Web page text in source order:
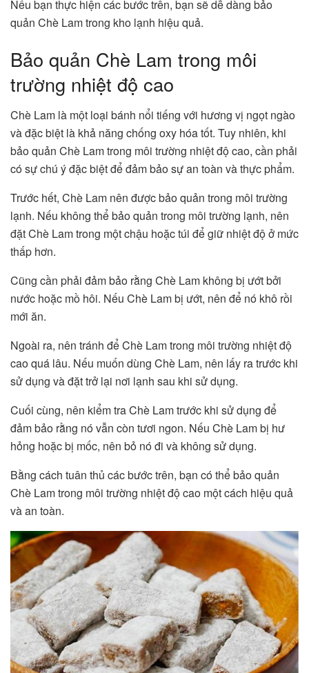
Nếu bạn thực hiện các bước trên, bạn sẽ dễ dàng bảo
quản Chè Lam trong kho lạnh hiệu quả.
Bảo quản Chè Lam trong môi
trường nhiệt độ cao
Chè Lam là một loại bánh nổi tiếng với hương vị ngọt ngào
và đặc biệt là khả năng chống oxy hóa tốt. Tuy nhiên, khi
bảo quản Chè Lam trong môi trường nhiệt độ cao, cần phải
có sự chú ý đặc biệt để đảm bảo sự an toàn và thực phẩm.
Trước hết, Chè Lam nên được bảo quản trong môi trường
lạnh. Nếu không thể bảo quản trong môi trường lạnh, nên
đặt Chè Lam trong một chậu hoặc túi để giữ nhiệt độ ở mức
thấp hơn.
Cũng cần phải đảm bảo rằng Chè Lam không bị ướt bởi
nước hoặc mồ hôi. Nếu Chè Lam bị ướt, nên để nó khô rồi
mới ăn.
Ngoài ra, nên tránh để Chè Lam trong môi trường nhiệt độ
cao quá lâu. Nếu muốn dùng Chè Lam, nên lấy ra trước khi
sử dụng và đặt trở lại nơi lạnh sau khi sử dụng.
Cuối cùng, nên kiểm tra Chè Lam trước khi sử dụng để
đảm bảo rằng nó vẫn còn tươi ngon. Nếu Chè Lam bị hư
hỏng hoặc bị mốc, nên bỏ nó đi và không sử dụng.
Bằng cách tuân thủ các bước trên, bạn có thể bảo quản
Chè Lam trong môi trường nhiệt độ cao một cách hiệu quả
và an toàn.